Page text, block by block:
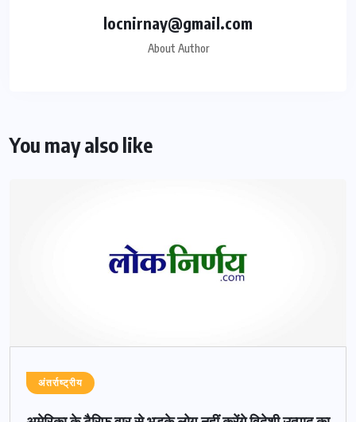
locnirnay@gmail.com
About Author
You may also like
अंतर्राष्ट्रीय